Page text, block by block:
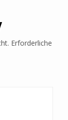
Erforderliche